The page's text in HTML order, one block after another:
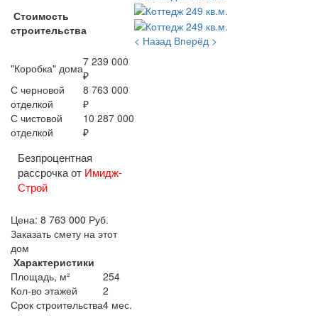
Стоимость
строительства
"Коробка" дома7 239 000
₽
С черновой
отделкой
8 763 000
₽
С чистовой
отделкой
10 287 000
₽
Безпроцентная
рассрочка от Имидж-
Строй
Цена: 8 763 000 Руб.
Заказать смету на этот
дом
Характеристики
Площадь, м²
254
Кол-во этажей
2
Срок строительства4 мес.
< Назад Вперёд >